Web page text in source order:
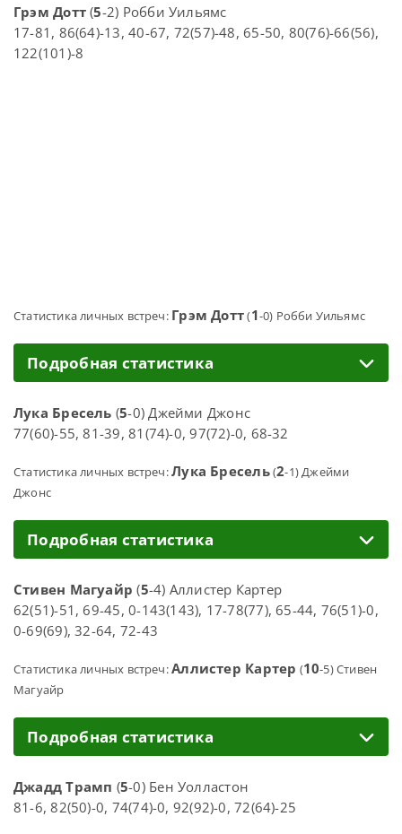
Грэм Дотт (5-2) Робби Уильямс
17-81, 86(64)-13, 40-67, 72(57)-48, 65-50, 80(76)-66(56),
122(101)-8
Статистика личных встреч: Грэм Дотт(1-0) Робби Уильямс
Подробная статистика
Лука Бресель (5-0) Джейми Джонс
77(60)-55, 81-39, 81(74)-0, 97(72)-0, 68-32
Статистика личных встреч:Лука Бресель(2-1) Джейми
Джонс
Подробная статистика
Стивен Магуайр (5-4) Аллистер Картер
62(51)-51, 69-45, 0-143(143), 17-78(77), 65-44, 76(51)-0,
0-69(69), 32-64, 72-43
Статистика личных встреч:Аллистер Картер (10-5) Стивен
Магуайр
Подробная статистика
Джадд Трамп (5-0) Бен Уолластон
81-6, 82(50)-0, 74(74)-0, 92(92)-0, 72(64)-25